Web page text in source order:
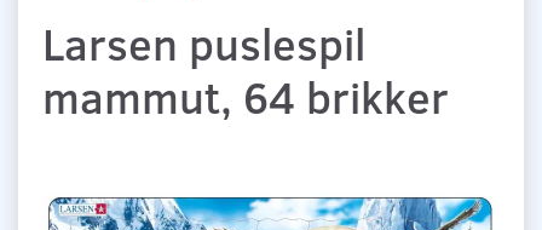
Larsen puslespil
mammut, 64 brikker